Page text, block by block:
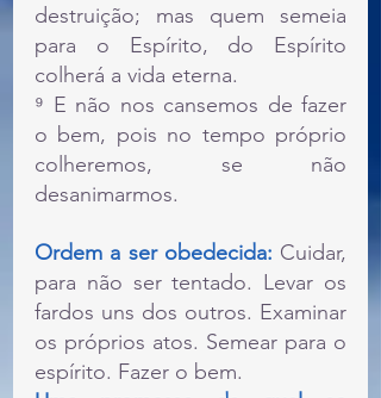
destruição; mas quem semeia
para o Espírito, do Espírito
colherá a vida eterna.
⁹ E não nos cansemos de fazer
o bem, pois no tempo próprio
colheremos, se não
desanimarmos.
Ordem a ser obedecida: Cuidar,
para não ser tentado. Levar os
fardos uns dos outros. Examinar
os próprios atos. Semear para o
espírito. Fazer o bem.